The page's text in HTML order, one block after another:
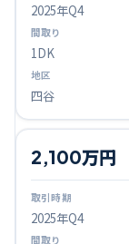
2025年Q4
1DK
四谷
2025年Q4
2,100万円